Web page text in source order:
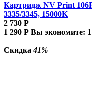
Картридж NV Print
3335/3345, 15000K
2 730 Р
1 290 Р Вы экономите:
Скидка41%